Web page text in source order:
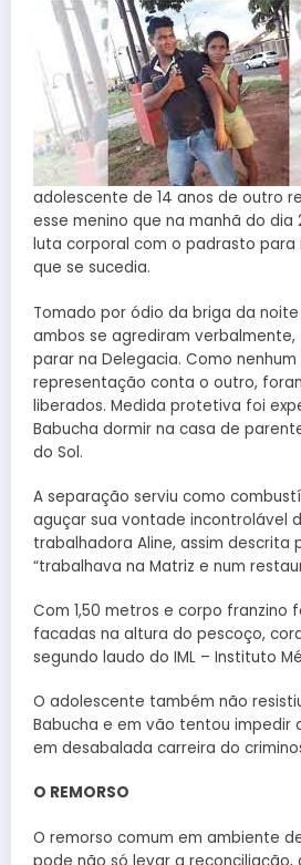
adolescente de 14 anos de outro
esse menino que na manhã do dia
luta corporal com o padrasto
que se sucedia.
Tomado por ódio da briga da
ambos se agrediram
parar na Delegacia. Como
representação conta o outro,
liberados. Medida protetiva foi
Babucha dormir na casa de
do Sol.
A separação serviu como
aguçar sua vontade incontrolável
trabalhadora Aline, assim descrita
“trabalhava na Matriz e num
Com 1,50 metros e corpo franzino
facadas na altura do pescoço,
segundo laudo do IML – Instituto
O adolescente também não
Babucha e em vão tentou impedir
em desabalada carreira do
O REMORSO
O remorso comum em ambiente
pode não só levar a reconciliação,